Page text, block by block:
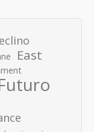
East